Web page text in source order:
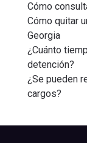
Cómo
Cómo quitar
Georgia
¿Cuánto
detención?
¿Se pueden
cargos?